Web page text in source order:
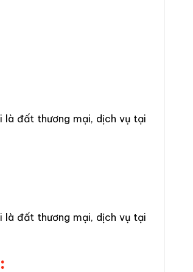
là đất thương mại, dịch vụ tại
là đất thương mại, dịch vụ tại